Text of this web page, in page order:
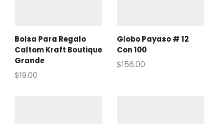
Bolsa Para Regalo
Caltom Kraft Boutique
Grande
$19.00
Globo Payaso # 12
Con 100
$156.00